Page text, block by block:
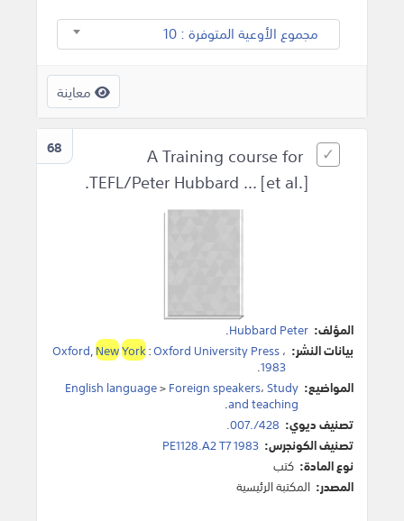
مجموع الأوعية المتوفرة : 10
معاينة
68
A Training course for
TEFL/Peter Hubbard ... [et al.].
المؤلف: Hubbard Peter
.
بيانات النشر:
Oxford,NewYork:Oxford University Press،
1983
.
المواضيع:
English language>Foreign speakers،Study
and teaching
.
تصنيف ديوي: 428/.007.
تصنيف الكونجرس: PE1128.A2 T7 1983
نوع المادة: كتب
المصدر: المكتبة الرئيسية